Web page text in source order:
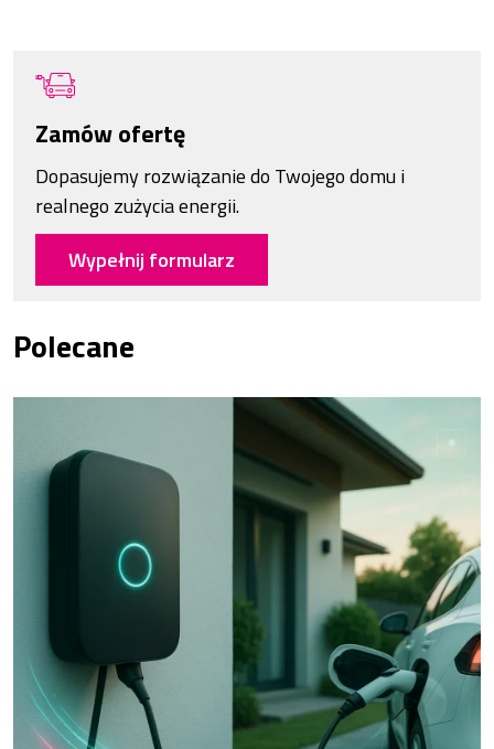
Zamów ofertę
Dopasujemy rozwiązanie do Twojego domu i
realnego zużycia energii.
Wypełnij formularz
Polecane